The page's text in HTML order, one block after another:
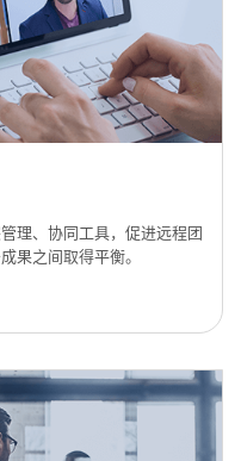
理、协同工具，促进远程团
果之间取得平衡。